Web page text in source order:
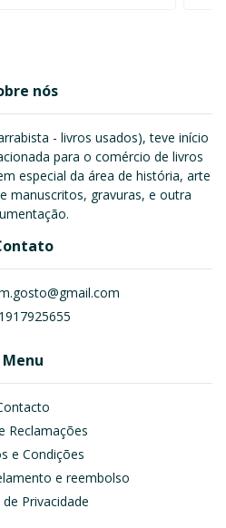
nós
- livros usados), teve início
para o comércio de livros
especial da área de história, arte
manuscritos, gravuras, e outra
Menu
Reclamações
e Condições
e reembolso
Privacidade